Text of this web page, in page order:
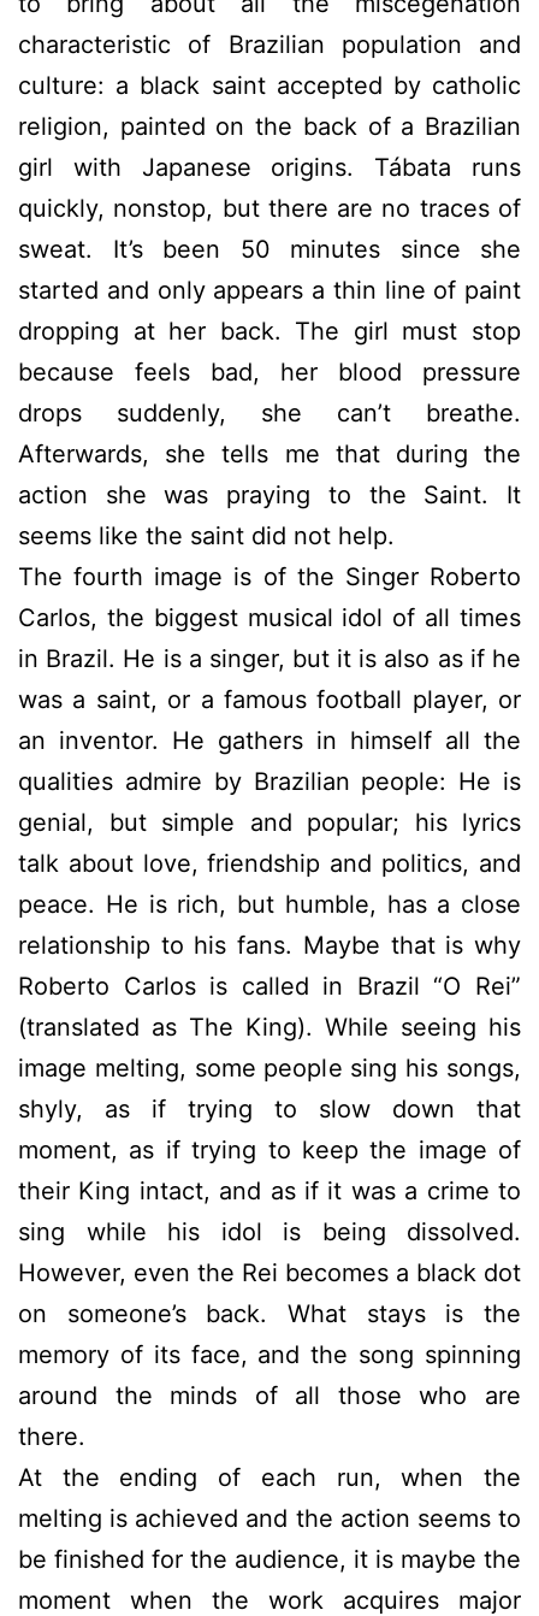
characteristic of Brazilian population and
culture: a black saint accepted by catholic
religion, painted on the back of a Brazilian
girl with Japanese origins. Tábata runs
quickly, nonstop, but there are no traces of
sweat. It’s been 50 minutes since she
started and only appears a thin line of paint
dropping at her back. The girl must stop
because feels bad, her blood pressure
drops suddenly, she can’t breathe.
Afterwards, she tells me that during the
action she was praying to the Saint. It
seems like the saint did not help.
The fourth image is of the Singer Roberto
Carlos, the biggest musical idol of all times
in Brazil. He is a singer, but it is also as if he
was a saint, or a famous football player, or
an inventor. He gathers in himself all the
qualities admire by Brazilian people: He is
genial, but simple and popular; his lyrics
talk about love, friendship and politics, and
peace. He is rich, but humble, has a close
relationship to his fans. Maybe that is why
Roberto Carlos is called in Brazil “O Rei”
(translated as The King). While seeing his
image melting, some people sing his songs,
shyly, as if trying to slow down that
moment, as if trying to keep the image of
their King intact, and as if it was a crime to
sing while his idol is being dissolved.
However, even the Rei becomes a black dot
on someone’s back. What stays is the
memory of its face, and the song spinning
around the minds of all those who are
there.
At the ending of each run, when the
melting is achieved and the action seems to
be finished for the audience, it is maybe the
moment when the work acquires major